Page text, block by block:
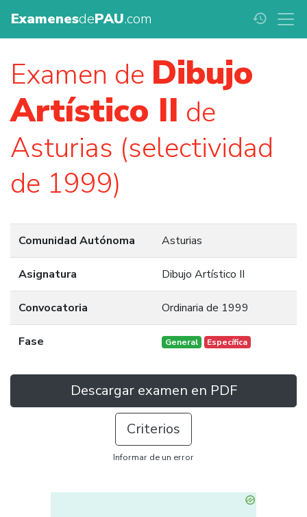
ExamenesdePAU.com history
Examen de Dibujo
Artístico II de
Asturias (selectividad
de 1999)
Comunidad Autónoma Asturias
Asignatura Dibujo Artístico II
Convocatoria Ordinaria de 1999
Fase General Específica
Descargar examen en PDF
Criterios
Informar de un error